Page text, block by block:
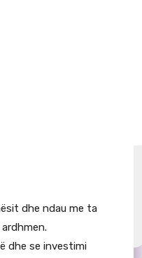
dhe ndau me ta
dhe se investimi